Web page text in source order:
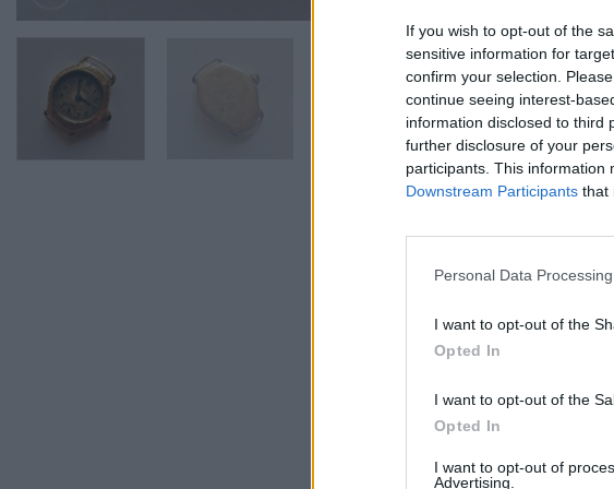
If you wish to opt-out of the
sensitive information for
confirm your selection.
continue seeing interest-
information disclosed to third
further disclosure of your
participants. This information
Downstream Participants that
Personal Data
I want to opt-out of the
Opted In
I want to opt-out of the
Opted In
I want to opt-out of
Advertising.